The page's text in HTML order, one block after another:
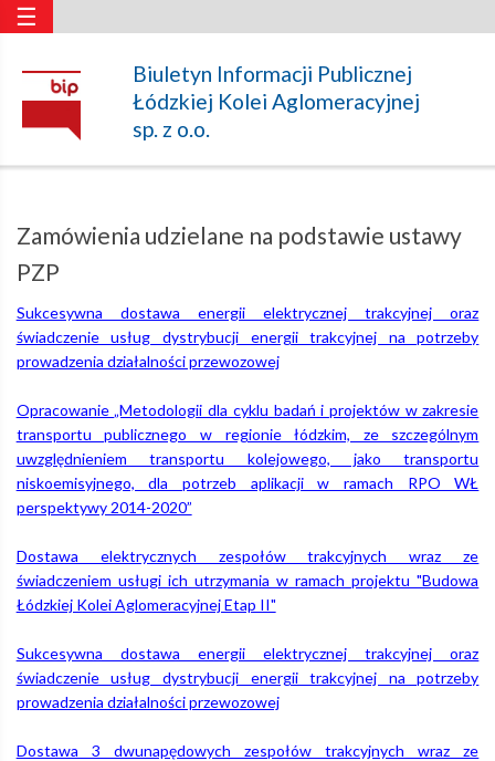
Zamówienia
udzielane
podstawie
ustawy
PZP
–
Łódzka
Kolej
Aglomeracyjna
Biuletyn Informacji Publicznej
Łódzkiej Kolei Aglomeracyjnej
sp. z o.o.
☰
Zamówienia udzielane na podstawie ustawy
PZP
Sukcesywna dostawa energii elektrycznej trakcyjnej oraz
świadczenie usług dystrybucji energii trakcyjnej na potrzeby
prowadzenia działalności przewozowej
Opracowanie „Metodologii dla cyklu badań i projektów w zakresie
transportu publicznego w regionie łódzkim, ze szczególnym
uwzględnieniem transportu kolejowego, jako transportu
niskoemisyjnego, dla potrzeb aplikacji w ramach RPO WŁ
perspektywy 2014-2020”
Dostawa elektrycznych zespołów trakcyjnych wraz ze
świadczeniem usługi ich utrzymania w ramach projektu "Budowa
Łódzkiej Kolei Aglomeracyjnej Etap II"
Sukcesywna dostawa energii elektrycznej trakcyjnej oraz
świadczenie usług dystrybucji energii trakcyjnej na potrzeby
prowadzenia działalności przewozowej
Dostawa 3 dwunapędowych zespołów trakcyjnych wraz ze